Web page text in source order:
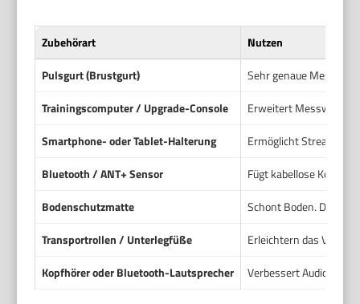
Zubehörart
Nutzen
Pulsgurt (Brustgurt)
Sehr genaue Messung
Trainingscomputer / Upgrade-Console
Erweitert Messwerte
Smartphone- oder Tablet-Halterung
Ermöglicht Streaming,
Bluetooth / ANT+ Sensor
Fügt kabellose
Bodenschutzmatte
Schont Boden. Dämpft
Transportrollen / Unterlegfüße
Erleichtern das
Kopfhörer oder Bluetooth-Lautsprecher
Verbessert